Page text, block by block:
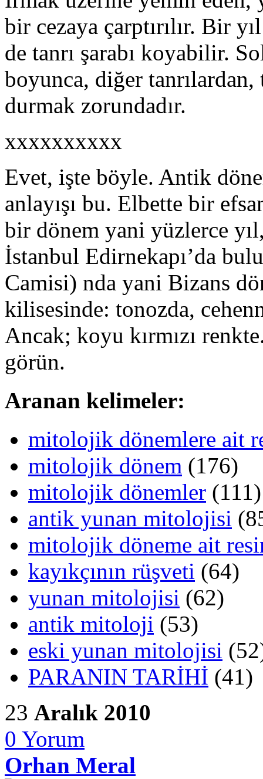
bir cezaya çarptırılır. Bir
de tanrı şarabı koyabilir.
boyunca, diğer
durmak zorundadır.
xxxxxxxxxx
Evet, işte böyle. Antik
anlayışı bu. Elbette bir
bir dönem yani yüzlerce
İstanbul Edirnekapı’da
Camisi) nda yani Bizans
kilisesinde: tonozda,
Ancak; koyu kırmızı
görün.
Aranan kelimeler:
mitolojik dönemlere ait
mitolojik dönem (176)
mitolojik dönemler (111)
antik yunan mitolojisi
mitolojik döneme ait
kayıkçının rüşveti (64)
yunan mitolojisi (62)
antik mitoloji (53)
eski yunan mitolojisi
PARANIN TARİHİ (41)
23 Aralık 2010
0 Yorum
Orhan Meral